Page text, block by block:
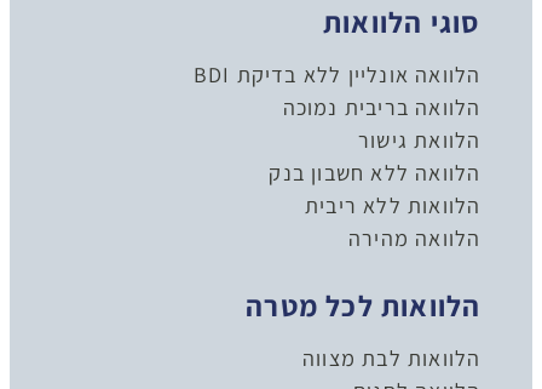
סוגי הלוואות
הלוואה אונליין ללא בדיקת BDI
הלוואה בריבית נמוכה
הלוואת גישור
הלוואה ללא חשבון בנק
הלוואות ללא ריבית
הלוואה מהירה
הלוואות לכל מטרה
הלוואות לבת מצווה